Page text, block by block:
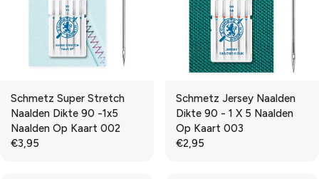
Schmetz Super Stretch
Naalden Dikte 90 -1x5
Naalden Op Kaart 002
R
€3,95
Schmetz Jersey Naalden
Dikte 90 - 1 X 5 Naalden
Op Kaart 003
R
€2,95